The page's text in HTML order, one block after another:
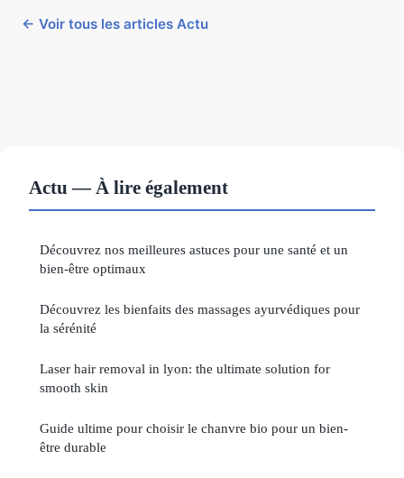
← Voir tous les articles Actu
Actu — À lire également
Découvrez nos meilleures astuces pour une santé et un
bien-être optimaux
Découvrez les bienfaits des massages ayurvédiques pour
la sérénité
Laser hair removal in lyon: the ultimate solution for
smooth skin
Guide ultime pour choisir le chanvre bio pour un bien-
être durable